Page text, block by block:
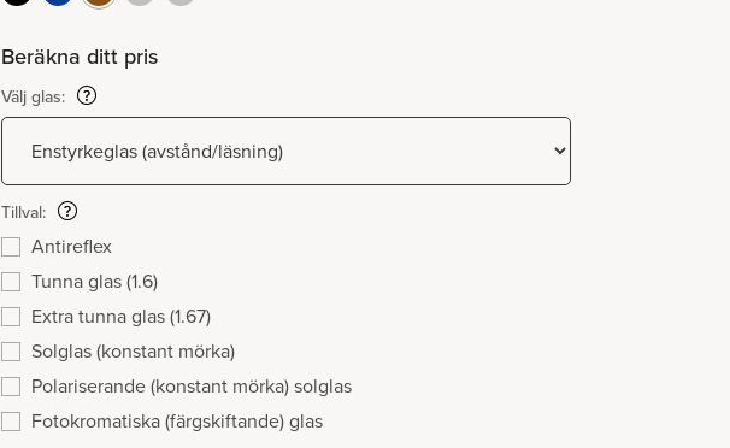
Beräkna ditt pris
Välj glas:
Tillval:
Antireflex
Tunna glas (1.6)
Extra tunna glas (1.67)
Solglas (konstant mörka)
Polariserande (konstant mörka) solglas
Fotokromatiska (färgskiftande) glas